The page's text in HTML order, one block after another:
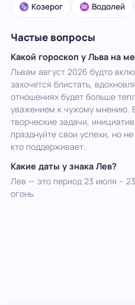
♑ Козерог ♒ Водолей
Частые вопросы
Какой гороскоп у Льва на
Львам август 2026 будто
захочется блистать,
отношениях будет больше
уважением к чужому мнению.
творческие задачи,
празднуйте свои успехи, но
кто поддерживает.
Какие даты у знака Лев?
Лев — это период 23 июля –
огонь.